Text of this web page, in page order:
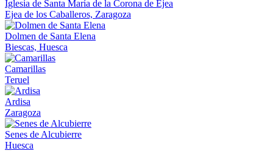
Iglesia de Santa María de la Corona de Ejea
Ejea de los Caballeros, Zaragoza
Dolmen de Santa Elena
Biescas, Huesca
Camarillas
Teruel
Ardisa
Zaragoza
Senes de Alcubierre
Huesca